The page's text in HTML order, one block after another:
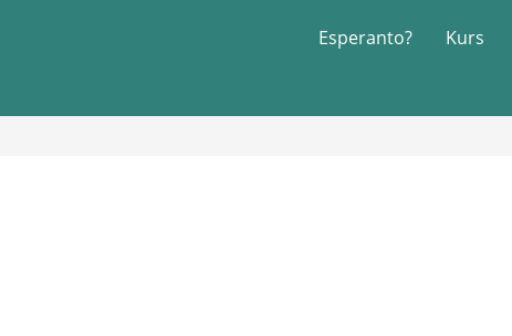
Esperanto? Kurs